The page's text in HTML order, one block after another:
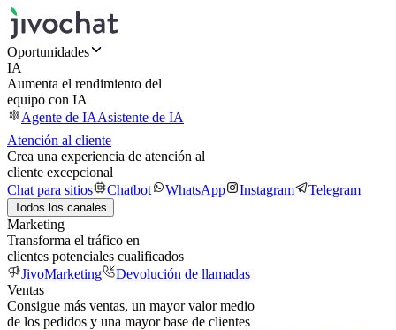
Oportunidades
IA
Aumenta el rendimiento del
equipo con IA
Agente de IAAsistente de IA
Atención al cliente
Crea una experiencia de atención al
cliente excepcional
Chat para sitios
Chatbot WhatsApp Instagram Telegram
Todos los canales
Marketing
Transforma el tráfico en
clientes potenciales cualificados
JivoMarketing
Devolución de llamadas
Ventas
Consigue más ventas, un mayor valor medio
de los pedidos y una mayor base de clientes